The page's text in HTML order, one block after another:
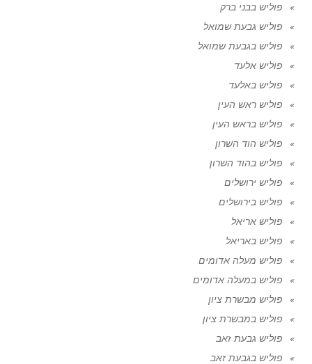
פוליש בבני ברק
פוליש גבעת שמואל
פוליש בגבעת שמואל
פוליש אלעד
פוליש באלעד
פוליש ראש העין
פוליש בראש העין
פוליש הוד השרון
פוליש בהוד השרון
פוליש ירושלים
פוליש בירושלים
פוליש אריאל
פוליש באריאל
פוליש מעלה אדומים
פוליש במעלה אדומים
פוליש מבשרת ציון
פוליש במבשרת ציון
פוליש גבעת זאב
פוליש בגבעת זאב